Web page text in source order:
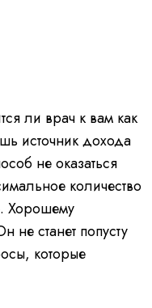
ли врач к вам как
источник дохода
не оказаться
количество
Хорошему
не станет попусту
которые